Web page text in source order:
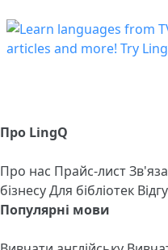
Про LingQ
Про нас Прайс-лист
бізнесуДля бібліотек
Популярні мови